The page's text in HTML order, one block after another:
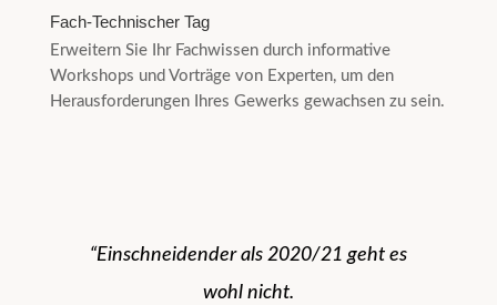
Fach-Technischer Tag
Erweitern Sie Ihr Fachwissen durch informative
Workshops und Vorträge von Experten, um den
Herausforderungen Ihres Gewerks gewachsen zu sein.
“Einschneidender als 2020/21 geht es
wohl nicht.